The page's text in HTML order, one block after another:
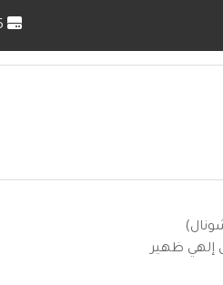
إلهي ظهير